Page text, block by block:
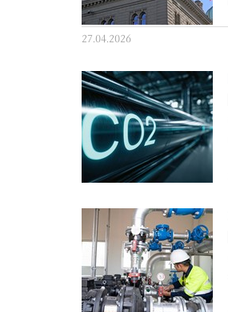
27.04.2026